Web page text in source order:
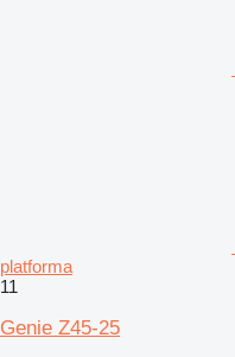
platforma
11
Genie Z45-25